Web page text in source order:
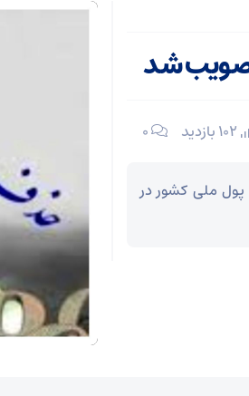
شد
۰
ملی کشور در